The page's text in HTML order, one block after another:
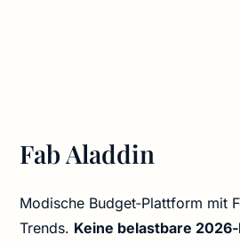
Fab Aladdin
Modische Budget‑Plattform mit
Trends. Keine belastbare